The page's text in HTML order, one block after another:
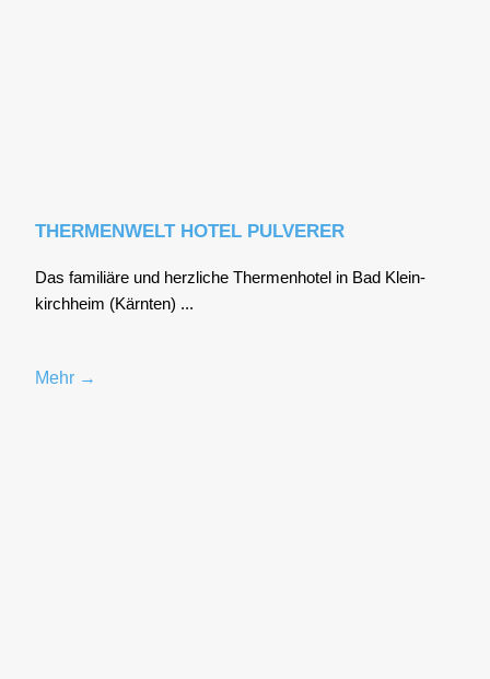
THERMENWELT HOTEL PULVERER
Das fami­liä­re und herz­li­che Ther­men­ho­tel in Bad Klein­
kirch­heim (Kärn­ten) ...
Mehr →